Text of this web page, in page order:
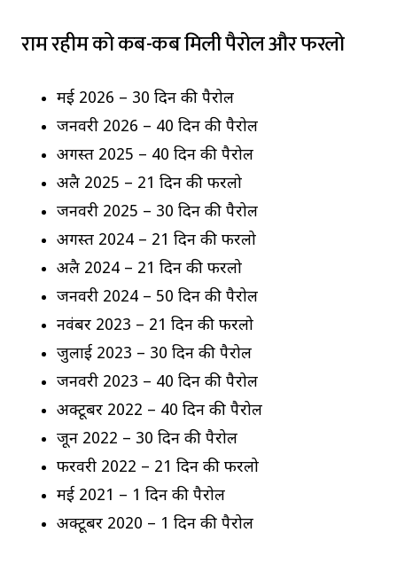
राम रहीम को कब-कब मिली पैरोल और फरलो
मई 2026 – 30 दिन की पैरोल
जनवरी 2026 – 40 दिन की पैरोल
अगस्त 2025 – 40 दिन की पैरोल
अप्रैल 2025 – 21 दिन की फरलो
जनवरी 2025 – 30 दिन की पैरोल
अगस्त 2024 – 21 दिन की फरलो
अप्रैल 2024 – 21 दिन की फरलो
जनवरी 2024 – 50 दिन की पैरोल
नवंबर 2023 – 21 दिन की फरलो
जुलाई 2023 – 30 दिन की पैरोल
जनवरी 2023 – 40 दिन की पैरोल
अक्टूबर 2022 – 40 दिन की पैरोल
जून 2022 – 30 दिन की पैरोल
फरवरी 2022 – 21 दिन की फरलो
मई 2021 – 1 दिन की पैरोल
अक्टूबर 2020 – 1 दिन की पैरोल